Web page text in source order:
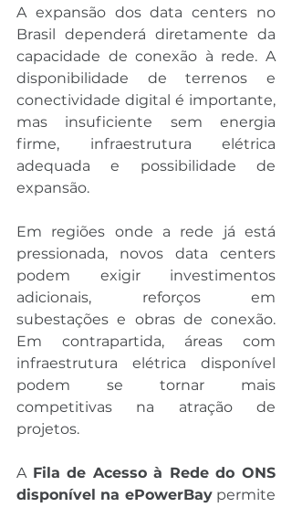
A expansão dos data centers no
Brasil dependerá diretamente da
capacidade de conexão à rede. A
disponibilidade de terrenos e
conectividade digital é importante,
mas insuficiente sem energia
firme, infraestrutura elétrica
adequada e possibilidade de
expansão.
Em regiões onde a rede já está
pressionada, novos data centers
podem exigir investimentos
adicionais, reforços em
subestações e obras de conexão.
Em contrapartida, áreas com
infraestrutura elétrica disponível
podem se tornar mais
competitivas na atração de
projetos.
A Fila de Acesso à Rede do ONS
disponível na ePowerBay permite